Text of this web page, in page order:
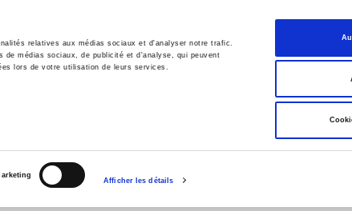
relatives aux médias sociaux et d'analyser notre trafic.
de médias sociaux, de publicité et d'analyse, qui peuvent
lors de votre utilisation de leurs services.
Afficher les détails
English
International Politics